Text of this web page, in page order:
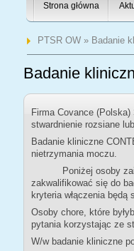
Strona główna
PTSR OW» Badanie
Badanie
Firma Covance
stwardnienie rozsiane
Badanie kliniczne
nietrzymania moczu.
Poniżej osoby
zakwalifikować się do
kryteria włączenia
Osoby chore, które
pytania korzystając ze
W/w badanie kliniczne